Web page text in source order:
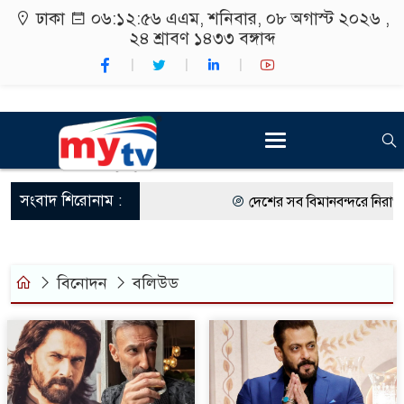
ঢাকা ০৬:১২:৫৭ এএম, শনিবার, ০৮ অগাস্ট ২০২৬ ,
২৪ শ্রাবণ ১৪৩৩ বঙ্গাব্দ
সংবাদ শিরোনাম : দেশের সব বিমানবন্দরে নিরাপত্তা
কর্মসূচীর শুভসূচনা।
বিভিন্ন বিশ্ববিদ্যালয়ের
রং ফর্সাকারী ৮ ব্র্যান্ডের ক্রিমে
বিনোদন বলিউড